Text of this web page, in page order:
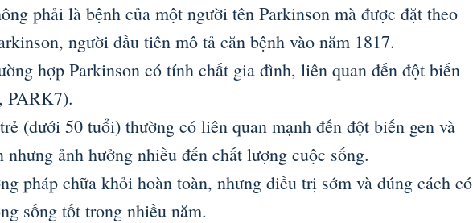
phải là bệnh của một người tên Parkinson mà được đặt theo
người đầu tiên mô tả căn bệnh vào năm 1817.
hợp Parkinson có tính chất gia đình, liên quan đến đột biến
PARK7).
(dưới 50 tuổi) thường có liên quan mạnh đến đột biến gen và
ảnh hưởng nhiều đến chất lượng cuộc sống.
pháp chữa khỏi hoàn toàn, nhưng điều trị sớm và đúng cách có
sống tốt trong nhiều năm.